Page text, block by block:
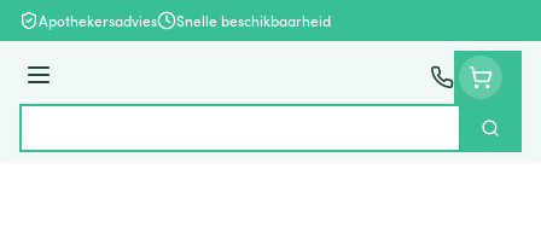
Ga naar de inhoud
Apothekersadvies Snelle beschikbaarheid
Menu
Zoek